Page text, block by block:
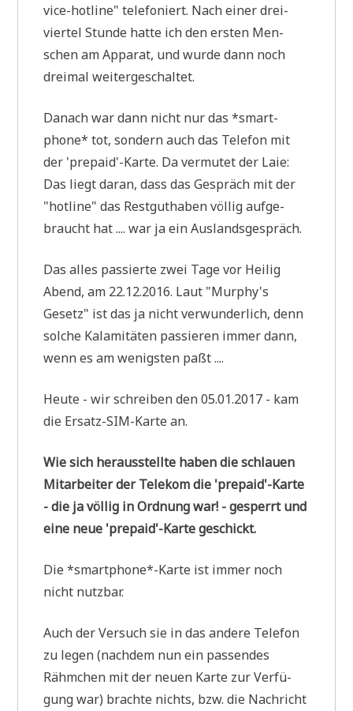
vice-hot­line" tele­fo­niert. Nach einer drei­
vier­tel Stun­de hat­te ich den ersten Men­
schen am Appa­rat, und wur­de dann noch
drei­mal weitergeschaltet.
Danach war dann nicht nur das *smart­
phone* tot, son­dern auch das Tele­fon mit
der 'prepaid'-Karte. Da ver­mu­tet der Laie:
Das liegt dar­an, dass das Gespräch mit der
"hot­line" das Rest­gut­ha­ben völ­lig auf­ge­
braucht hat .... war ja ein Auslandsgespräch.
Das alles pas­sier­te zwei Tage vor Hei­lig
Abend, am 22.12.2016. Laut "Murphy's
Gesetz" ist das ja nicht ver­wun­der­lich, denn
sol­che Kala­mi­tä­ten pas­sie­ren immer dann,
wenn es am wenig­sten paßt ....
Heu­te - wir schrei­ben den 05.01.2017 - kam
die Ersatz-SIM-Kar­te an.
Wie sich her­aus­stell­te haben die schlau­en
Mit­ar­bei­ter der Tele­kom die 'prepaid'-Karte
- die ja völ­lig in Ord­nung war! - gesperrt und
eine neue 'prepaid'-Karte geschickt.
Die *smartphone*-Karte ist immer noch
nicht nutzbar.
Auch der Ver­such sie in das ande­re Tele­fon
zu legen (nach­dem nun ein pas­sen­des
Rähm­chen mit der neu­en Kar­te zur Ver­fü­
gung war) brach­te nichts, bzw. die Nach­richt